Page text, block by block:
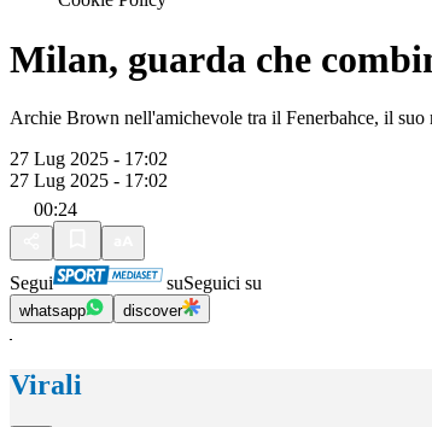
Milan, guarda che
Archie Brown nell'amichevole tra il Fenerbahce, il
27 Lug 2025 - 17:02
27 Lug 2025 - 17:02
00:24
Segui suSeguici su
whatsapp discover
Virali